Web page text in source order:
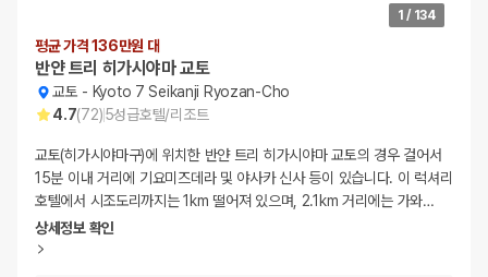
1 / 134
평균 가격 136만원 대
반얀 트리 히가시야마 교토
교토 - Kyoto 7 Seikanji Ryozan-Cho
4.7(72)5성급호텔/리조트
교토(히가시야마구)에 위치한 반얀 트리 히가시야마 교토의 경우 걸어서
15분 이내 거리에 기요미즈데라 및 야사카 신사 등이 있습니다. 이 럭셔리
호텔에서 시조도리까지는 1km 떨어져 있으며, 2.1km 거리에는 가와…
상세정보 확인